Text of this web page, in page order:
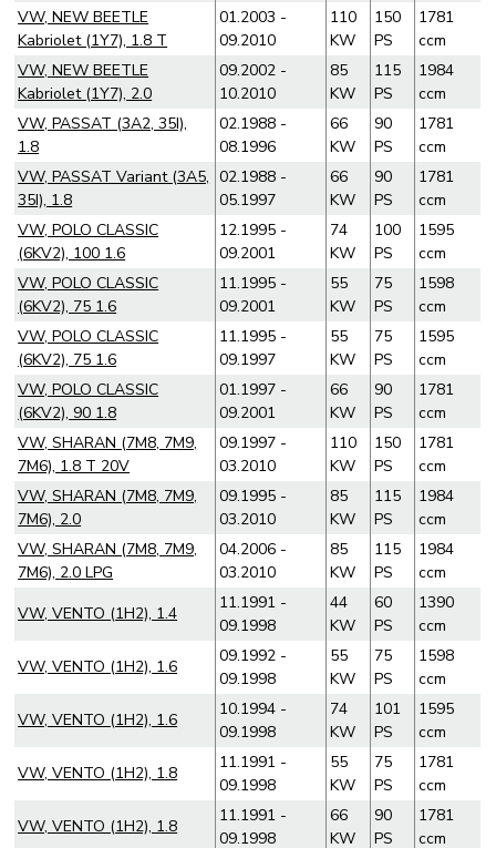
VW, NEW BEETLE
Kabriolet (1Y7), 1.8 T
01.2003 -
09.2010
110
KW
150
PS
1781
ccm
VW, NEW BEETLE
Kabriolet (1Y7), 2.0
09.2002 -
10.2010
85
KW
115
PS
1984
ccm
VW, PASSAT (3A2, 35I),
1.8
02.1988 -
08.1996
66
KW
90
PS
1781
ccm
VW, PASSAT Variant (3A5,
35I), 1.8
02.1988 -
05.1997
66
KW
90
PS
1781
ccm
VW, POLO CLASSIC
(6KV2), 100 1.6
12.1995 -
09.2001
74
KW
100
PS
1595
ccm
VW, POLO CLASSIC
(6KV2), 75 1.6
11.1995 -
09.2001
55
KW
75
PS
1598
ccm
VW, POLO CLASSIC
(6KV2), 75 1.6
11.1995 -
09.1997
55
KW
75
PS
1595
ccm
VW, POLO CLASSIC
(6KV2), 90 1.8
01.1997 -
09.2001
66
KW
90
PS
1781
ccm
VW, SHARAN (7M8, 7M9,
7M6), 1.8 T 20V
09.1997 -
03.2010
110
KW
150
PS
1781
ccm
VW, SHARAN (7M8, 7M9,
7M6), 2.0
09.1995 -
03.2010
85
KW
115
PS
1984
ccm
VW, SHARAN (7M8, 7M9,
7M6), 2.0 LPG
04.2006 -
03.2010
85
KW
115
PS
1984
ccm
VW, VENTO (1H2), 1.4
11.1991 -
09.1998
44
KW
60
PS
1390
ccm
VW, VENTO (1H2), 1.6
09.1992 -
09.1998
55
KW
75
PS
1598
ccm
VW, VENTO (1H2), 1.6
10.1994 -
09.1998
74
KW
101
PS
1595
ccm
VW, VENTO (1H2), 1.8
11.1991 -
09.1998
55
KW
75
PS
1781
ccm
VW, VENTO (1H2), 1.8
11.1991 -
09.1998
66
KW
90
PS
1781
ccm